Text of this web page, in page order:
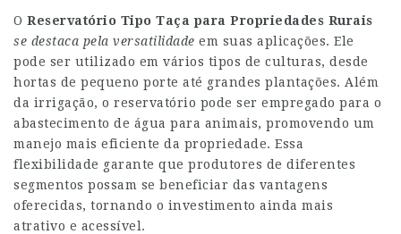
O Reservatório Tipo Taça para Propriedades Rurais
se destaca pela versatilidade em suas aplicações. Ele
pode ser utilizado em vários tipos de culturas, desde
hortas de pequeno porte até grandes plantações. Além
da irrigação, o reservatório pode ser empregado para o
abastecimento de água para animais, promovendo um
manejo mais eficiente da propriedade. Essa
flexibilidade garante que produtores de diferentes
segmentos possam se beneficiar das vantagens
oferecidas, tornando o investimento ainda mais
atrativo e acessível.